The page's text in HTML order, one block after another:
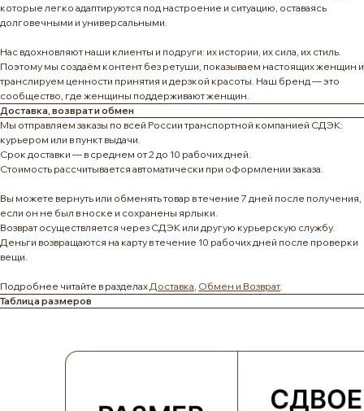
которые легко адаптируются под настроение и ситуацию, оставаясь
долговечными и универсальными.
Нас вдохновляют наши клиенты и подруги: их истории, их сила, их стиль.
Поэтому мы создаём контент без ретуши, показываем настоящих женщин и
транслируем ценности принятия и дерзкой красоты. Наш бренд — это
сообщество, где женщины поддерживают женщин.
Доставка, возврат и обмен
Мы отправляем заказы по всей России транспортной компанией СДЭК:
курьером или в пункт выдачи.
Срок доставки — в среднем от 2 до 10 рабочих дней.
Стоимость рассчитывается автоматически при оформлении заказа.
Вы можете вернуть или обменять товар в течение 7 дней после получения,
если он не был в носке и сохранены ярлыки.
Возврат осуществляется через СДЭК или другую курьерскую службу.
Деньги возвращаются на карту в течение 10 рабочих дней после проверки
вещи.
Подробнее читайте в разделах Доставка Обмен и Возврат.
Таблица размеров